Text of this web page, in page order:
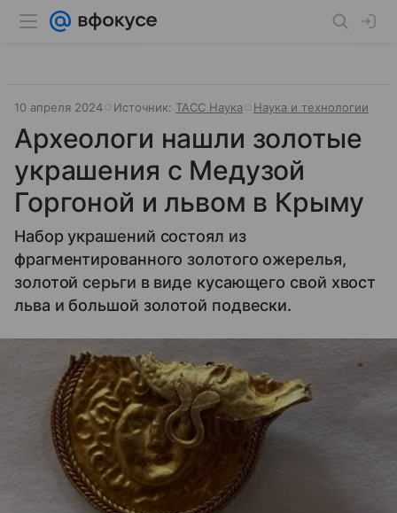
10 апреля 2024 Источник: ТАСС Наука Наука и технологии
Археологи нашли золотые
украшения с Медузой
Горгоной и львом в Крыму
Набор украшений состоял из
фрагментированного золотого ожерелья,
золотой серьги в виде кусающего свой хвост
льва и большой золотой подвески.